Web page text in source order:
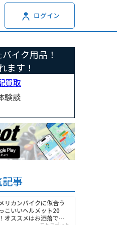
ログイン
イク用品！
ます！
買取
験談
事
リカンバイクに似合う
こいいヘルメット20
オススメはお洒落でワ